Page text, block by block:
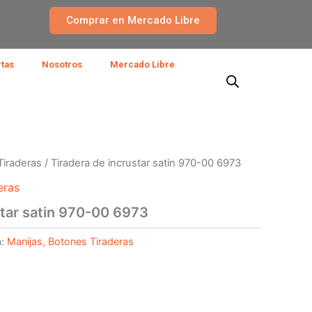
Comprar en Mercado Libre
Nosotros Mercado Libre
/ Tiradera de incrustar satin 970-00 6973
satin 970-00 6973
Manijas, Botones Tiraderas